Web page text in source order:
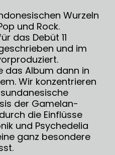
Wurzeln
und Rock.
das Debüt 11
und im
das Album dann in
Wir konzentrieren
der Gamelan-
die Einflüsse
und Psychedelia
ganz besondere